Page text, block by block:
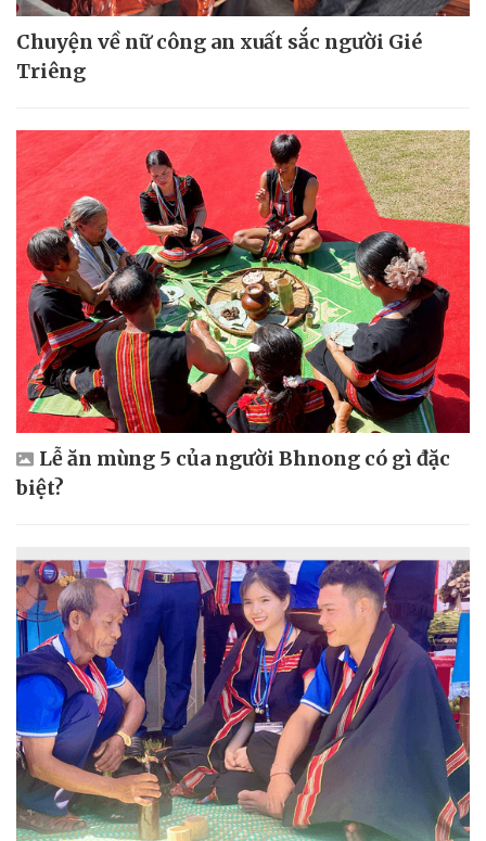
Chuyện về nữ công an xuất sắc người Gié
Triêng
Lễ ăn mùng 5 của người Bhnong có gì đặc
biệt?